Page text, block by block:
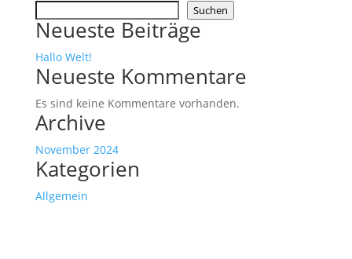
Suchen
Neueste Beiträge
Hallo Welt!
Neueste Kommentare
Es sind keine Kommentare vorhanden.
Archive
November 2024
Kategorien
Allgemein